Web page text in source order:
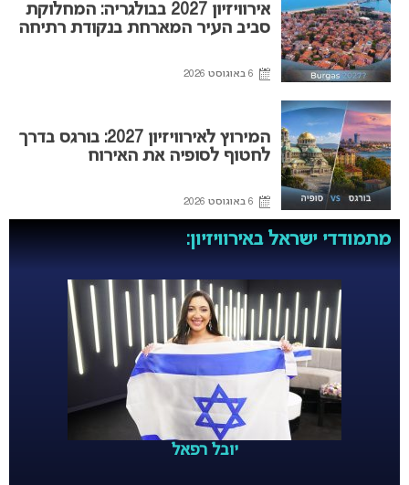
אירוויזיון 2027 בבולגריה: המחלוקת
סביב העיר המארחת בנקודת רתיחה
6 באוגוסט 2026
המירוץ לאירוויזיון 2027: בורגס בדרך
לחטוף לסופיה את האירוח
6 באוגוסט 2026
מתמודדי ישראל באירוויזיון:
יובל רפאל